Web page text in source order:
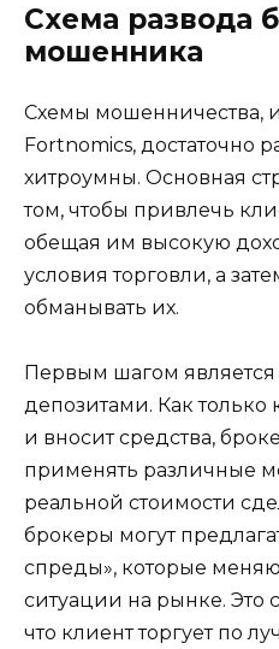
Схема развода
мошенника
Схемы мошенничества,
Fortnomics, достаточно
хитроумны. Основная
том, чтобы привлечь
обещая им высокую
условия торговли, а
обманывать их.
Первым шагом
депозитами. Как только
и вносит средства,
применять различные
реальной стоимости
брокеры могут
спреды», которые
ситуации на рынке. Это
что клиент торгует по